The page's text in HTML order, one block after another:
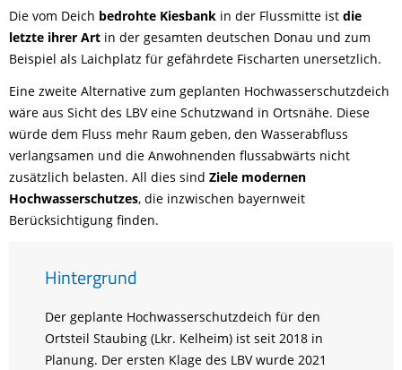
Die vom Deich bedrohte Kiesbank in der Flussmitte ist die
letzte ihrer Art in der gesamten deutschen Donau und zum
Beispiel als Laichplatz für gefährdete Fischarten unersetzlich.
Eine zweite Alternative zum geplanten Hochwasserschutzdeich
wäre aus Sicht des LBV eine Schutzwand in Ortsnähe. Diese
würde dem Fluss mehr Raum geben, den Wasserabfluss
verlangsamen und die Anwohnenden flussabwärts nicht
zusätzlich belasten. All dies sind Ziele modernen
Hochwasserschutzes, die inzwischen bayernweit
Berücksichtigung finden.
Hintergrund
Der geplante Hochwasserschutzdeich für den
Ortsteil Staubing (Lkr. Kelheim) ist seit 2018 in
Planung. Der ersten Klage des LBV wurde 2021